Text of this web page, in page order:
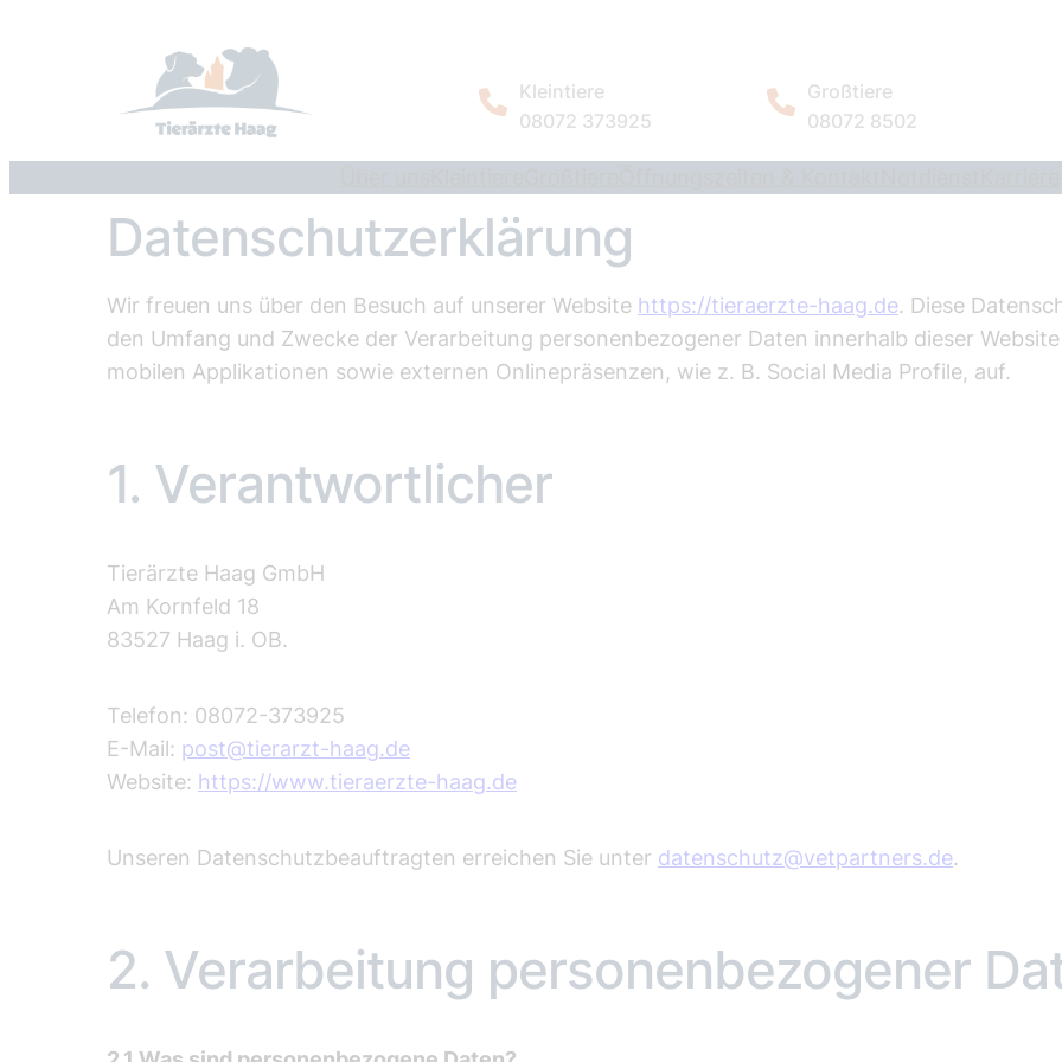
Kleintiere
08072 373925
Großtiere
08072 8502
Datenschutzerklärung
Wir freuen uns über den Besuch auf unserer Website https://tieraerzte-haag.de. Diese
den Umfang und Zwecke der Verarbeitung personenbezogener Daten innerhalb dieser
mobilen Applikationen sowie externen Onlinepräsenzen, wie z. B. Social Media Profile, auf.
​1. Verantwortlicher
Tierärzte Haag GmbH
Am Kornfeld 18
83527 Haag i. OB.
Telefon: 08072-373925
E-Mail: post@tierarzt-haag.de
Website: https://www.tieraerzte-haag.de
Unseren Datenschutzbeauftragten erreichen Sie unter datenschutz@vetpartners.de.
​2. Verarbeitung personenbezogener